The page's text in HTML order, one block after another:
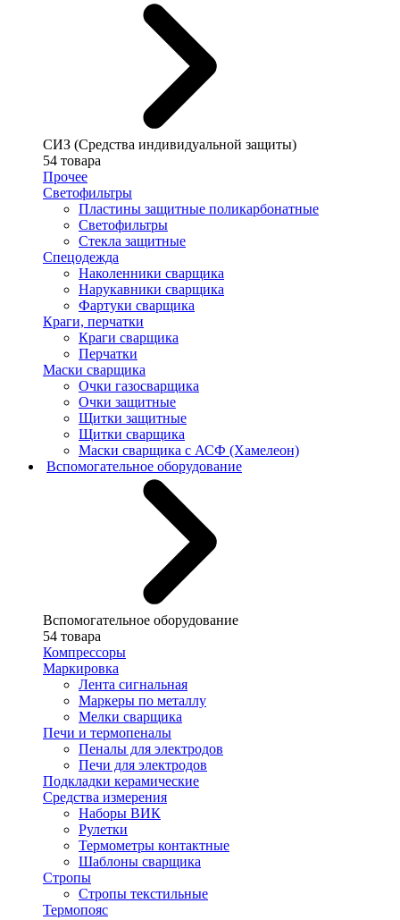
СИЗ (Средства индивидуальной защиты)
54 товара
Прочее
Светофильтры
Пластины защитные поликарбонатные
Светофильтры
Стекла защитные
Спецодежда
Наколенники сварщика
Нарукавники сварщика
Фартуки сварщика
Краги, перчатки
Краги сварщика
Перчатки
Маски сварщика
Очки газосварщика
Очки защитные
Щитки защитные
Щитки сварщика
Маски сварщика с АСФ (Хамелеон)
Вспомогательное оборудование
Вспомогательное оборудование
54 товара
Компрессоры
Маркировка
Лента сигнальная
Маркеры по металлу
Мелки сварщика
Печи и термопеналы
Пеналы для электродов
Печи для электродов
Подкладки керамические
Средства измерения
Наборы ВИК
Рулетки
Термометры контактные
Шаблоны сварщика
Стропы
Стропы текстильные
Термопояс